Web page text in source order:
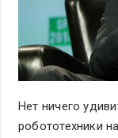
Нет ничего
робототехники